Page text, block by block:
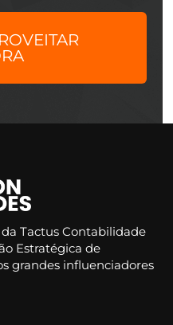
Tactus Contabilidade
Estratégica de
grandes influenciadores